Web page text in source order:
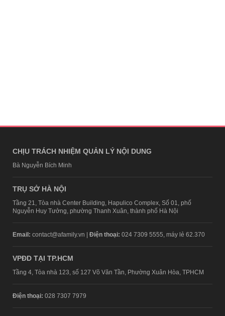
CHỊU TRÁCH NHIỆM QUẢN LÝ NỘI DUNG
Bà Nguyễn Bích Minh
TRỤ SỞ HÀ NỘI
Tầng 21, Tòa nhà Center Building, Hapulico Complex, Số 01, phố
Nguyễn Huy Tưởng, phường Thanh Xuân, thành phố Hà Nội
Email: contact@afamily.vn | Điện thoại: 024 7309 5555, máy lẻ 62.370
VPĐD TẠI TP.HCM
Tầng 4, Tòa nhà 123, số 127 Võ Văn Tần, Phường Xuân Hòa, TPHCM
Điện thoại: 028 7307 7979